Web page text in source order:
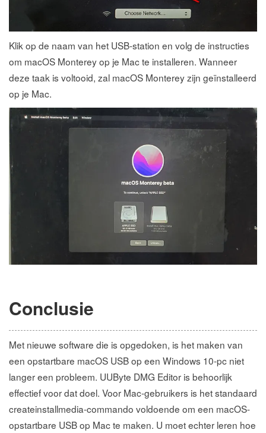
Klik op de naam van het USB-station en volg de instructies
om macOS Monterey op je Mac te installeren. Wanneer
deze taak is voltooid, zal macOS Monterey zijn geïnstalleerd
op je Mac.
Conclusie
Met nieuwe software die is opgedoken, is het maken van
een opstartbare macOS USB op een Windows 10-pc niet
langer een probleem. UUByte DMG Editor is behoorlijk
effectief voor dat doel. Voor Mac-gebruikers is het standaard
createinstallmedia-commando voldoende om een macOS-
opstartbare USB op Mac te maken. U moet echter leren hoe